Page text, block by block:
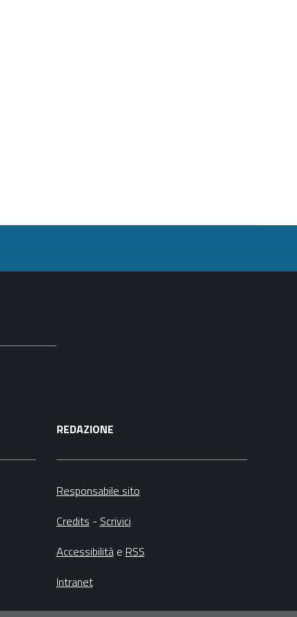
REDAZIONE
Responsabile sito
Credits - Scrivici
Accessibilitàe RSS
Intranet